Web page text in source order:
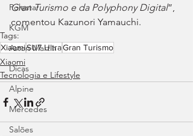
Polestar
KGM
Aston Martin
Dicas
Alpine
Mercedes
Salões
Gran Turismo e da Polyphony Digital”,
comentou Kazunori Yamauchi.
Tags:
XiaomiSU7 UltraGran Turismo
Xiaomi
Tecnologia e Lifestyle